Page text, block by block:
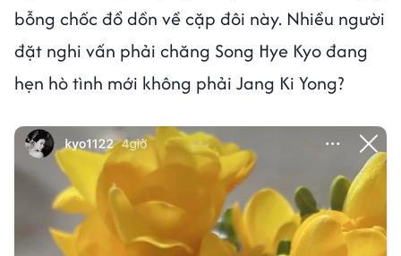
bỗng chốc đổ dồn về cặp đôi này. Nhiều người
đặt nghi vấn phải chăng Song Hye Kyo đang
hẹn hò tình mới không phải Jang Ki Yong?